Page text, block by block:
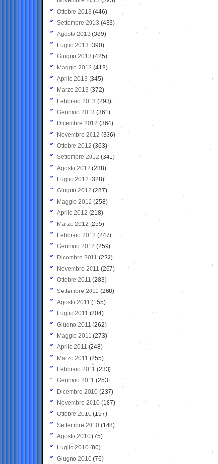
Ottobre 2013 (446)
Settembre 2013 (433)
Agosto 2013 (389)
Luglio 2013 (390)
Giugno 2013 (425)
Maggio 2013 (413)
Aprile 2013 (345)
Marzo 2013 (372)
Febbraio 2013 (293)
Gennaio 2013 (361)
Dicembre 2012 (364)
Novembre 2012 (336)
Ottobre 2012 (363)
Settembre 2012 (341)
Agosto 2012 (238)
Luglio 2012 (328)
Giugno 2012 (287)
Maggio 2012 (258)
Aprile 2012 (218)
Marzo 2012 (255)
Febbraio 2012 (247)
Gennaio 2012 (259)
Dicembre 2011 (223)
Novembre 2011 (267)
Ottobre 2011 (283)
Settembre 2011 (268)
Agosto 2011 (155)
Luglio 2011 (204)
Giugno 2011 (262)
Maggio 2011 (273)
Aprile 2011 (248)
Marzo 2011 (255)
Febbraio 2011 (233)
Gennaio 2011 (253)
Dicembre 2010 (237)
Novembre 2010 (187)
Ottobre 2010 (157)
Settembre 2010 (148)
Agosto 2010 (75)
Luglio 2010 (86)
Giugno 2010 (76)